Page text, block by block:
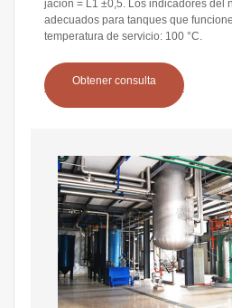
jación = L1 ±0,5. Los indicadores del
adecuados para tanques que
temperatura de servicio: 100 °C.
Obtener consulta